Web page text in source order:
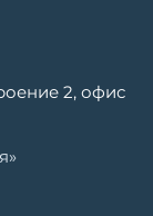
2, офис